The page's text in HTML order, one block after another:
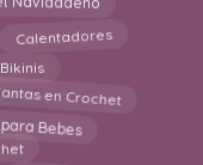
Navidadeño
Calentadores
Bikinis
en Crochet
Bebes